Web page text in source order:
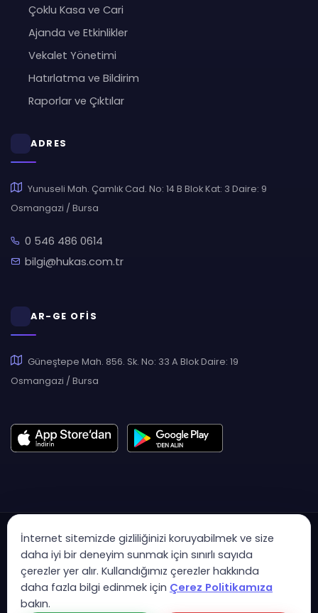
Çoklu Kasa ve Cari
Ajanda ve Etkinlikler
Vekalet Yönetimi
Hatırlatma ve Bildirim
Raporlar ve Çıktılar
ADRES
Yunuseli Mah. Çamlık Cad. No: 14 B Blok Kat: 3 Daire: 9
Osmangazi / Bursa
0 546 486 0614
bilgi@hukas.com.tr
AR-GE OFİS
Güneştepe Mah. 856. Sk. No: 33 A Blok Daire: 19
Osmangazi / Bursa
Copyright © 2007 - 2026 Hukas | Hukuk Asistan • Tüm Hakları
Saklıdır
İnternet sitemizde gizliliğinizi koruyabilmek ve size
daha iyi bir deneyim sunmak için sınırlı sayıda
çerezler yer alır. Kullandığımız çerezler hakkında
daha fazla bilgi edinmek için Çerez Politikamıza
bakın.